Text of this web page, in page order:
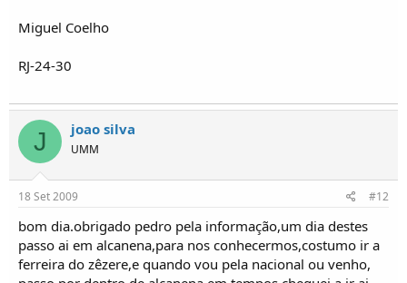
Miguel Coelho
RJ-24-30
J joao silva
UMM
18 Set 2009 #12
bom dia.obrigado pedro pela informação,um dia destes
passo ai em alcanena,para nos conhecermos,costumo ir a
ferreira do zêzere,e quando vou pela nacional ou venho,